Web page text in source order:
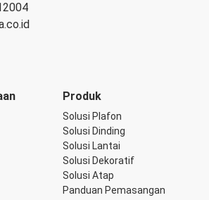
Produk
Solusi Plafon
Solusi Dinding
Solusi Lantai
Solusi Dekoratif
Solusi Atap
Panduan Pemasangan